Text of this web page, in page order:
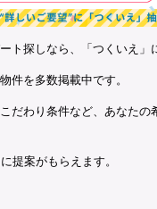
ト探しなら、「つくいえ」
件を多数掲載中です。
だわり条件など、あなたの
提案がもらえます。